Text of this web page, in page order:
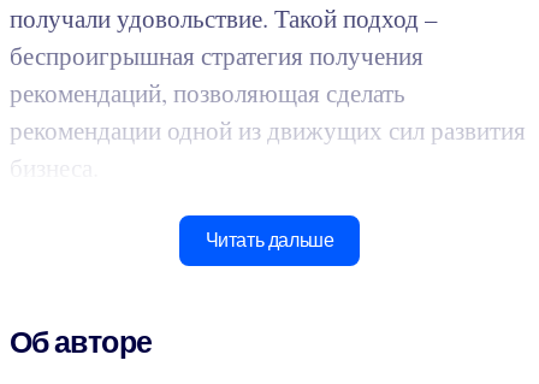
получали удовольствие. Такой подход –
беспроигрышная стратегия получения
рекомендаций, позволяющая сделать
рекомендации одной из движущих сил развития
бизнеса.
Читать дальше
Об авторе